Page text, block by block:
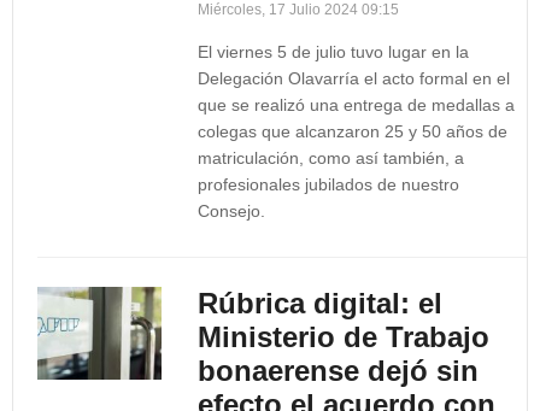
Miércoles, 17 Julio 2024 09:15
El viernes 5 de julio tuvo lugar en la
Delegación Olavarría el acto formal en el
que se realizó una entrega de medallas a
colegas que alcanzaron 25 y 50 años de
matriculación, como así también, a
profesionales jubilados de nuestro
Consejo.
Rúbrica digital: el
Ministerio de Trabajo
bonaerense dejó sin
efecto el acuerdo con